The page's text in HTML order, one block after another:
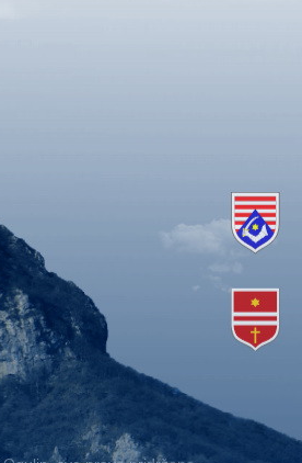
sva prava pridržana.